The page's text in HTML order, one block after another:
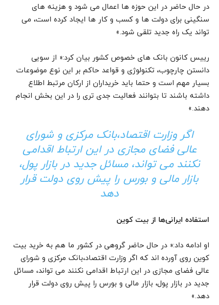
در حال حاضر در این حوزه ها اعمال می شود و هزینه های
سنگینی برای دولت ها و کسب و کار ها ایجاد کرده است، می
تواند یک راه جدید تلقی شود.»
رییس کانون بانک های خصوص کشور بیان کرد:« از سویی
دانستن چارچوب، تکنولوژی و قواعد حاکم بر این نوع موضوعات
بسیار مهم است و حتما باید خریداران از ارکان مرتبط اطلاع
داشته باشند تا بتوانند فعالیت جدی تری را در این بخش انجام
دهند.»
اگر وزارت اقتصاد،بانک مرکزی و شورای
عالی فضای مجازی در این ارتباط اقدامی
نکنند می تواند، مسائل جدید در بازار پول،
بازار مالی و بورس را پیش روی دولت قرار
دهد
استفاده ایرانیها از بیت کوین
او ادامه داد:« در حال حاضر گروهی در کشور ما هم به خرید بیت
کوین روی آورده اند که اگر وزارت اقتصاد،بانک مرکزی و شورای
عالی فضای مجازی در این ارتباط اقدامی نکنند می تواند، مسائل
جدید در بازار پول، بازار مالی و بورس را پیش روی دولت قرار
دهد.»